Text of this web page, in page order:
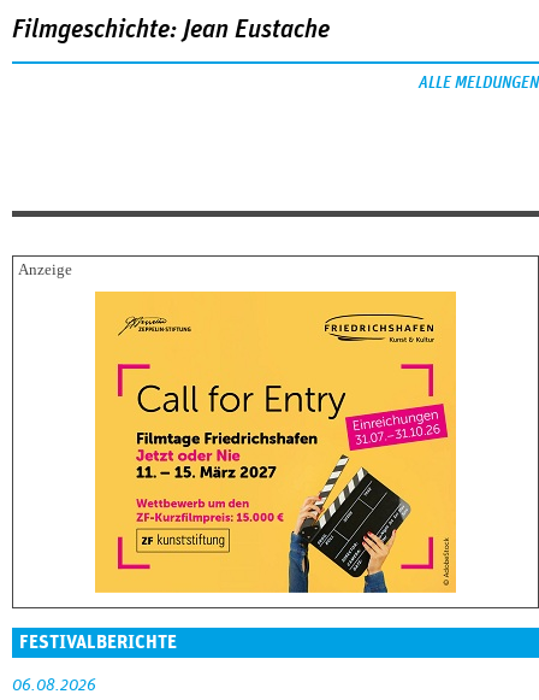
Filmgeschichte: Jean Eustache
ALLE MELDUNGEN
FESTIVALBERICHTE
06.08.2026